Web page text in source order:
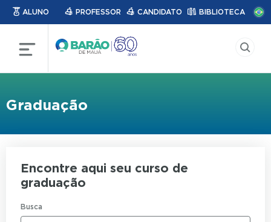
ALUNO PROFESSOR CANDIDATO BIBLIOTECA
Graduação
Encontre aqui seu curso de
graduação
Busca